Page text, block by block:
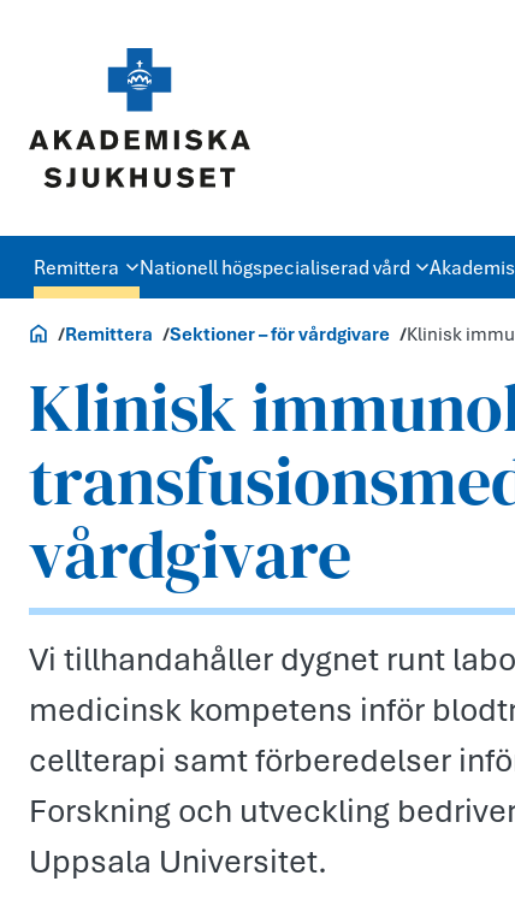
Remittera Nationell högspecialiserad vård
Vårdgivare
Remittera Sektioner – för vårdgivare Klinisk
Klinisk
vårdgivare
Vi tillhandahåller dygnet runt
medicinsk kompetens inför
cellterapi samt förberedelser
Forskning och utveckling
Uppsala Universitet.